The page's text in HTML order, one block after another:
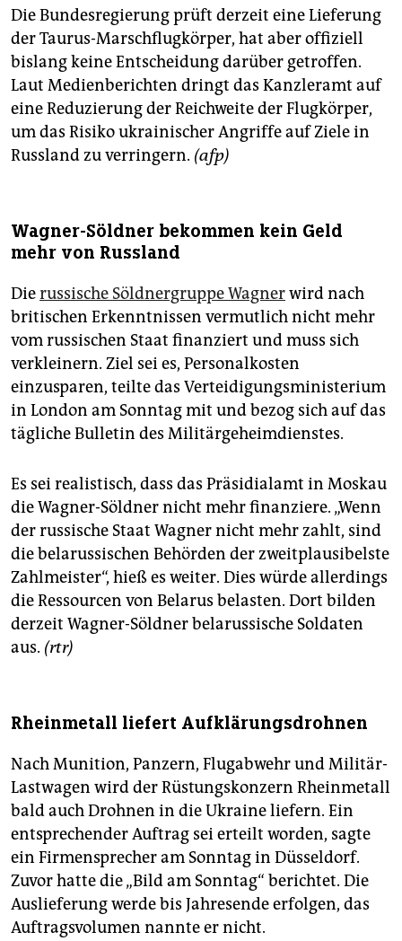
Die Bundesregierung prüft derzeit eine Lieferung
der Taurus-Marschflugkörper, hat aber offiziell
bislang keine Entscheidung darüber getroffen.
Laut Medienberichten dringt das Kanzleramt auf
eine Reduzierung der Reichweite der Flugkörper,
um das Risiko ukrainischer Angriffe auf Ziele in
Russland zu verringern. (afp)
Wagner-Söldner bekommen kein Geld
mehr von Russland
Dierussische Söldnergruppe Wagnerwird nach
britischen Erkenntnissen vermutlich nicht mehr
vom russischen Staat finanziert und muss sich
verkleinern. Ziel sei es, Personalkosten
einzusparen, teilte das Verteidigungsministerium
in London am Sonntag mit und bezog sich auf das
tägliche Bulletin des Militärgeheimdienstes.
Es sei realistisch, dass das Präsidialamt in Moskau
die Wagner-Söldner nicht mehr finanziere. „Wenn
der russische Staat Wagner nicht mehr zahlt, sind
die belarussischen Behörden der zweitplausibelste
Zahlmeister“, hieß es weiter. Dies würde allerdings
die Ressourcen von Belarus belasten. Dort bilden
derzeit Wagner-Söldner belarussische Soldaten
aus. (rtr)
Rheinmetall liefert Aufklärungsdrohnen
Nach Munition, Panzern, Flugabwehr und Militär-
Lastwagen wird der Rüstungskonzern Rheinmetall
bald auch Drohnen in die Ukraine liefern. Ein
entsprechender Auftrag sei erteilt worden, sagte
ein Firmensprecher am Sonntag in Düsseldorf.
Zuvor hatte die „Bild am Sonntag“ berichtet. Die
Auslieferung werde bis Jahresende erfolgen, das
Auftragsvolumen nannte er nicht.